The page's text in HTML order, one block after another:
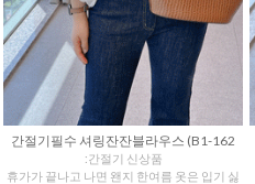
간절기필수 셔링잔잔블라우스 (B1-162
:간절기 신상품
휴가가 끝나고 나면 왠지 한여름 옷은 입기 싫